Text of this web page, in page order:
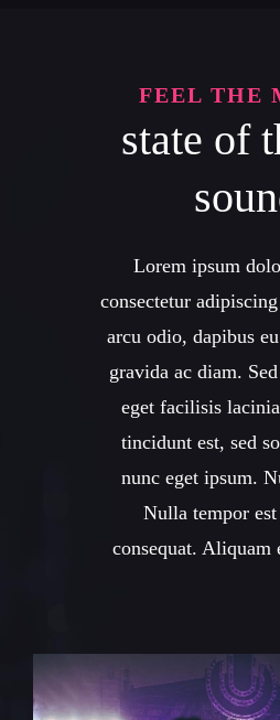
FEEL THE
state of
Lorem ipsum
consectetur
arcu odio, dapibus
gravida ac diam.
eget facilisis
tincidunt est, sed
nunc eget ipsum.
Nulla tempor
consequat. Aliquam